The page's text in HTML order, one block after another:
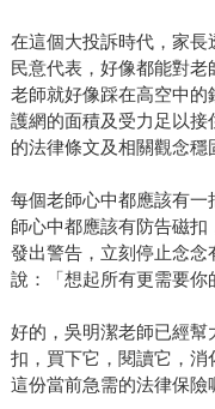
在這個大投訴時代，家長
民意代表，好像都能對
老師就好像踩在高空中
護網的面積及受力足以
的法律條文及相關觀念穩
每個老師心中都應該有
師心中都應該有防告磁
發出警告，立刻停止念
說：「想起所有更需要你
好的，吳明潔老師已經
扣，買下它，閱讀它，
這份當前急需的法律保險